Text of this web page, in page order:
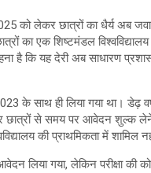
को लेकर छात्रों का धैर्य अब
का एक शिष्टमंडल
है कि यह देरी अब साधारण
के साथ ही लिया गया था। डेढ़
छात्रों से समय पर आवेदन शुल्क
की प्राथमिकता में शामिल
लिया गया, लेकिन परीक्षा की